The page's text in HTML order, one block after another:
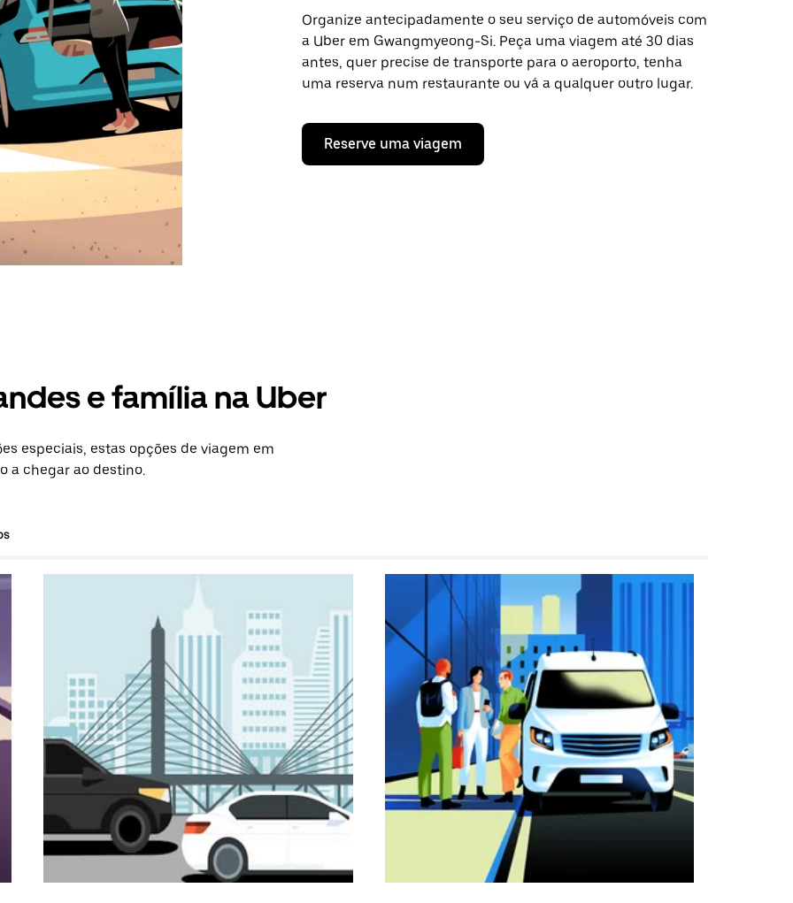
Organize antecipadamente o seu serviço de automóveis com
a Uber em Gwangmyeong-Si. Peça uma viagem até 30 dias
antes, quer precise de transporte para o aeroporto, tenha
uma reserva num restaurante ou vá a qualquer outro lugar.
Reserve uma viagem
e família na Uber
especiais, estas opções de viagem em
a chegar ao destino.